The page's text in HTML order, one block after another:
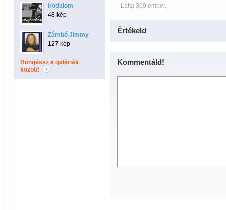
Irodalom
48 kép
Zámbó Jimmy
127 kép
Böngéssz a galériák
között!
Látta 309 ember.
Értékeld
Kommentáld!